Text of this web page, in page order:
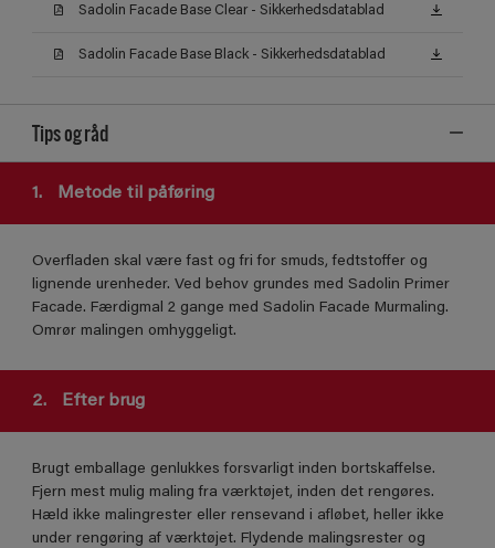
Sadolin Facade Base Clear - Sikkerhedsdatablad
Sadolin Facade Base Black - Sikkerhedsdatablad
Tips og råd
1. Metode til påføring
Overfladen skal være fast og fri for smuds, fedtstoffer og
lignende urenheder. Ved behov grundes med Sadolin Primer
Facade. Færdigmal 2 gange med Sadolin Facade Murmaling.
Omrør malingen omhyggeligt.
2. Efter brug
Brugt emballage genlukkes forsvarligt inden bortskaffelse.
Fjern mest mulig maling fra værktøjet, inden det rengøres.
Hæld ikke malingrester eller rensevand i afløbet, heller ikke
under rengøring af værktøjet. Flydende malingsrester og